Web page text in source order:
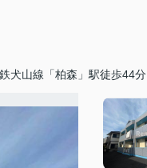
犬山線「柏森」駅徒歩44分